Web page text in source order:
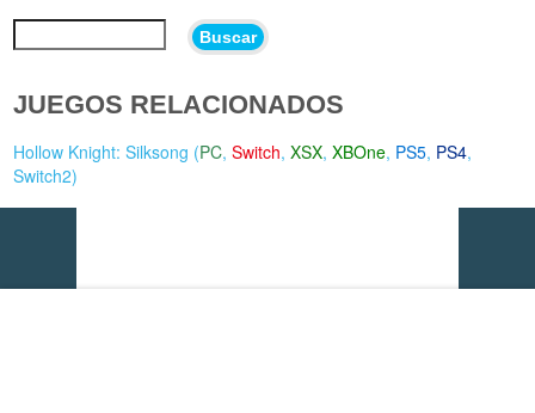
Buscar
JUEGOS RELACIONADOS
Hollow Knight: Silksong (PC,Switch,XSX,XBOne, PS5, PS4,
Switch2)